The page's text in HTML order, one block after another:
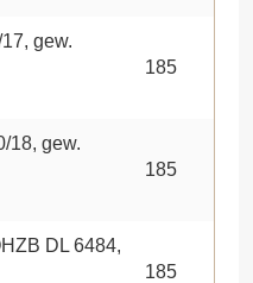
gew.
185
18, gew.
185
DL 6484,
185